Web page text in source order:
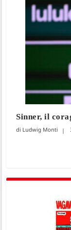
Sinner, il
Ludwig Monti